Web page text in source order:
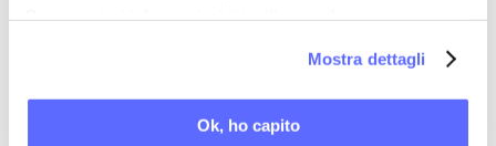
Mostra dettagli
Ok, ho capito
superficiale, con tanti risvegli. I muscoli non si